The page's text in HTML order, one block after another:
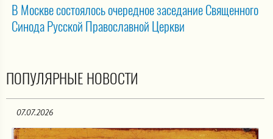
В Москве состоялось очередное заседание Священного
Синода Русской Православной Церкви
ПОПУЛЯРНЫЕ НОВОСТИ
07.07.2026